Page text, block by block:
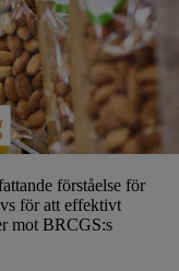
förståelse för
för att effektivt
mot BRCGS:s